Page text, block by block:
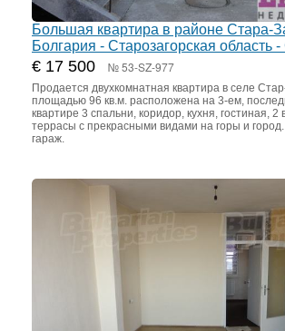
Большая квартира в районе Стара-
Болгария - Старозагорская область
€ 17 500 № 53-SZ-977
Продается двухкомнатная квартира в селе
площадью 96 кв.м. расположена на 3-ем,
квартире 3 спальни, коридор, кухня, гостиная, 2
террасы с прекрасными видами на горы и
гараж.